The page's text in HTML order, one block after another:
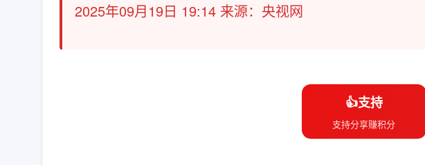
2025年09月19日 19:14 来源：央视网
👍支持
支持分享赚积分